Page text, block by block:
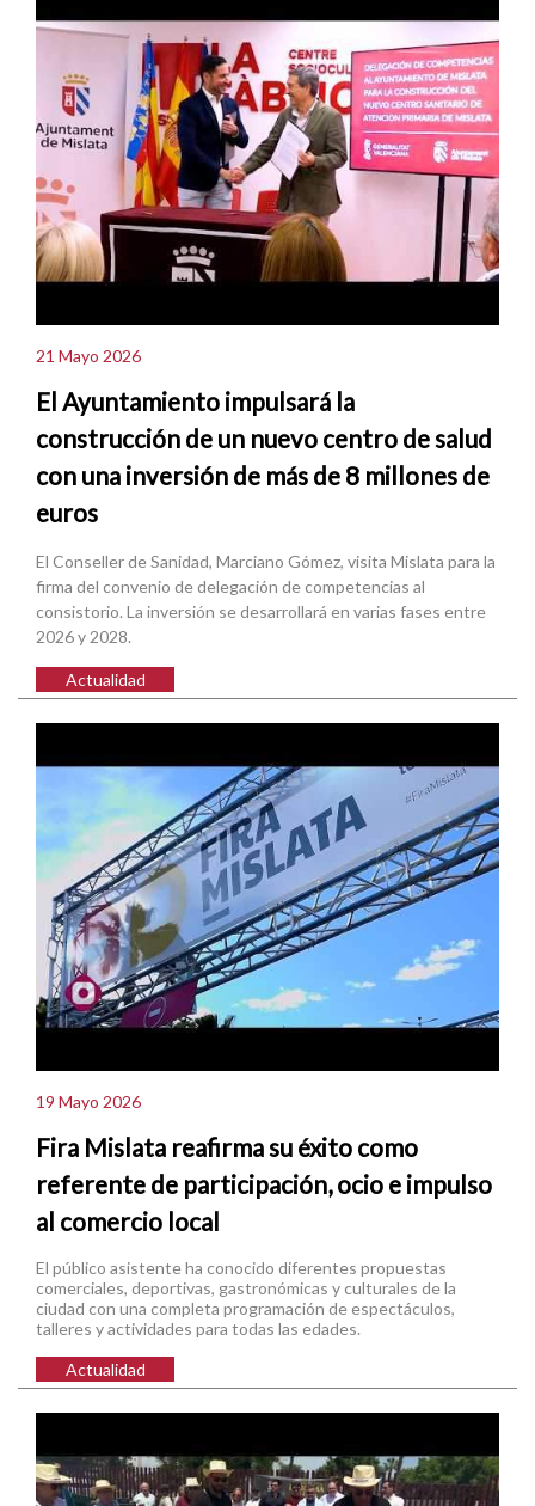
21 Mayo 2026
El Ayuntamiento impulsará la
construcción de un nuevo centro de salud
con una inversión de más de 8 millones de
euros
El Conseller de Sanidad, Marciano Gómez, visita Mislata para la
firma del convenio de delegación de competencias al
consistorio. La inversión se desarrollará en varias fases entre
2026 y 2028.
Actualidad
19 Mayo 2026
Fira Mislata reafirma su éxito como
referente de participación, ocio e impulso
al comercio local
El público asistente ha conocido diferentes propuestas
comerciales, deportivas, gastronómicas y culturales de la
ciudad con una completa programación de espectáculos,
talleres y actividades para todas las edades.
Actualidad